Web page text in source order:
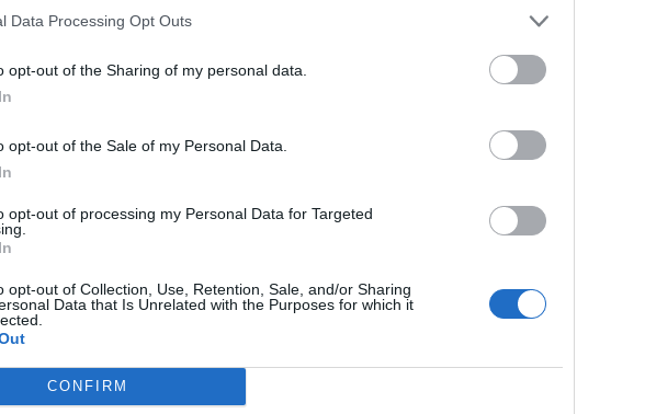
Data Processing Opt Outs
opt-out of the Sharing of my personal data.
opt-out of the Sale of my Personal Data.
opt-out of processing my Personal Data for Targeted
opt-out of Collection, Use, Retention, Sale, and/or Sharing
Data that Is Unrelated with the Purposes for which it
CONFIRM
е потврдена и од сосема
од каде што се огласија дека имаат
да игра на „Енфилд“.
кои требаше да бидат тема летово, но
планираа со него да ги полнат страниците и